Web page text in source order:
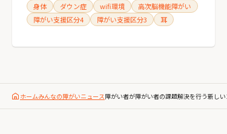
身体
ダウン症 wifi環境
高次脳機能障がい
障がい支援区分4
障がい支援区分3 耳
ホームみんなの障がいニュース障がい者が障がい者の課題解決を行う新し